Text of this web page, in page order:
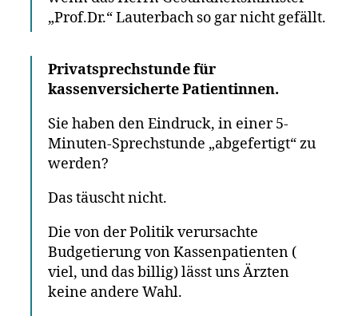
„Prof.Dr.“ Lauterbach so gar nicht gefällt.
Privatsprechstunde für
kassenversicherte Patientinnen.
Sie haben den Eindruck, in einer 5-
Minuten-Sprechstunde „abgefertigt“ zu
werden?
Das täuscht nicht.
Die von der Politik verursachte
Budgetierung von Kassenpatienten (
viel, und das billig) lässt uns Ärzten
keine andere Wahl.